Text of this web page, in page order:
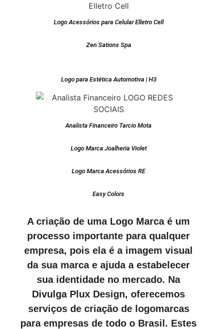
Logo Acessórios para Celular Elletro Cell
Zen Sations Spa
Logo para Estética Automotiva | H3
Analista Financeiro Tarcio Mota
Logo Marca Joalheria Violet
Logo Marca Acessórios RE
Easy Colors
A criação de uma Logo Marca é um
processo importante para qualquer
empresa, pois ela é a imagem visual
da sua marca e ajuda a estabelecer
sua identidade no mercado. Na
Divulga Plux Design, oferecemos
serviços de criação de logomarcas
para empresas de todo o Brasil. Estes